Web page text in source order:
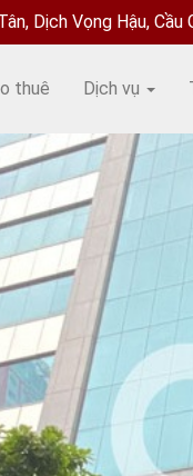
Dịch Vọng Hậu, Cầu
thuê Dịch vụ